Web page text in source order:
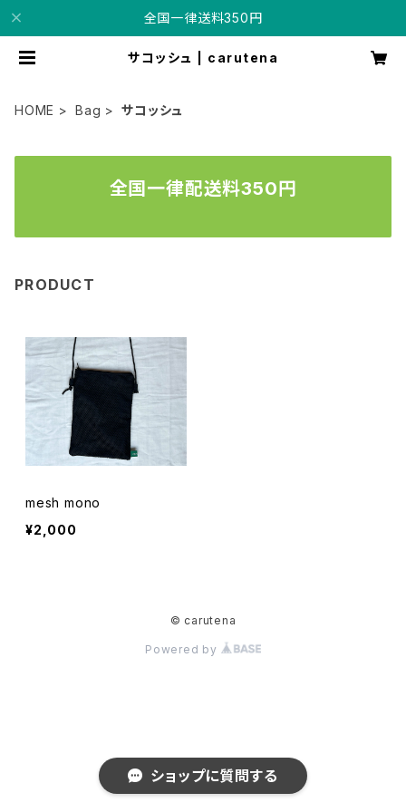
全国一律送料350円
サコッシュ | carutena
HOME Bag サコッシュ
全国一律配送料350円
PRODUCT
mesh mono
¥2,000
© carutena
Powered by
ショップに質問する